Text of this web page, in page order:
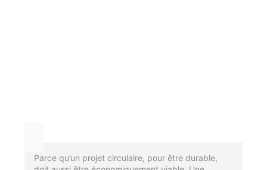
Parce qu’un projet circulaire, pour être durable,